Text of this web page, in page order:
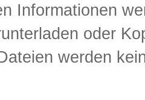
Informationen
oder
werden